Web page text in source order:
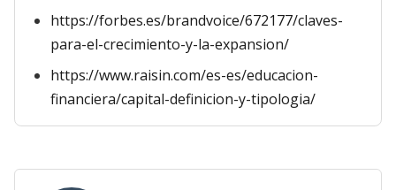
https://forbes.es/brandvoice/672177/claves-
para-el-crecimiento-y-la-expansion/
https://www.raisin.com/es-es/educacion-
financiera/capital-definicion-y-tipologia/